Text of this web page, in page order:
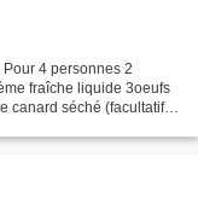
4 personnes 2
fraîche liquide 3oeufs
canard séché (facultatif)